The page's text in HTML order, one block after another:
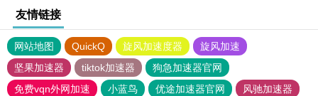
友情链接
网站地图 QuickQ 旋风加速度器
旋风加速
坚果加速器
tiktok加速器
狗急加速器官网
免费vqn外网加速
小蓝鸟 优途加速器官网
风驰加速器